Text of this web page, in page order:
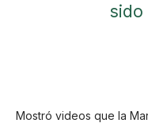
sido
Mostró videos que la